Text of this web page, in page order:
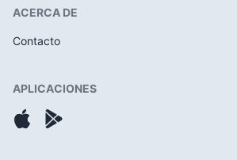
ACERCA DE
Contacto
APLICACIONES